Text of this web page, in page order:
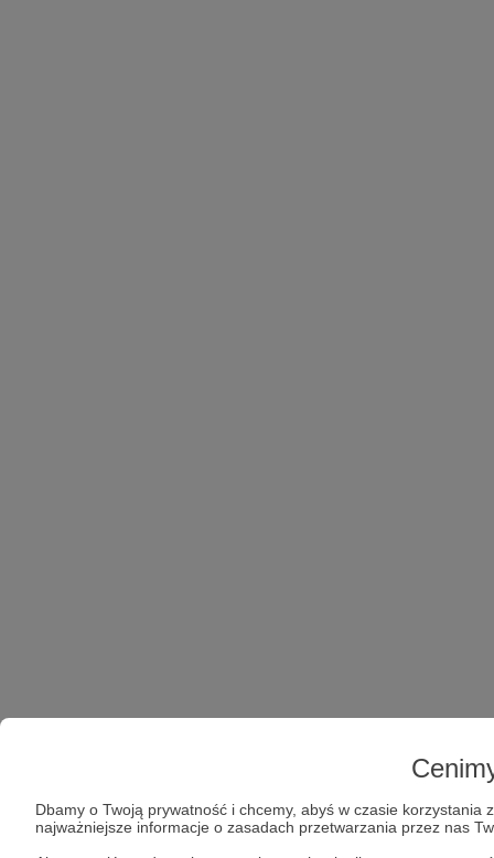
Dbamy o Twoją prywatność i chcemy, abyś w czasie korzystania
najważniejsze informacje o zasadach przetwarzania przez nas